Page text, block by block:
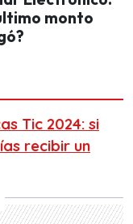
monto
Tic 2024: si
recibir un